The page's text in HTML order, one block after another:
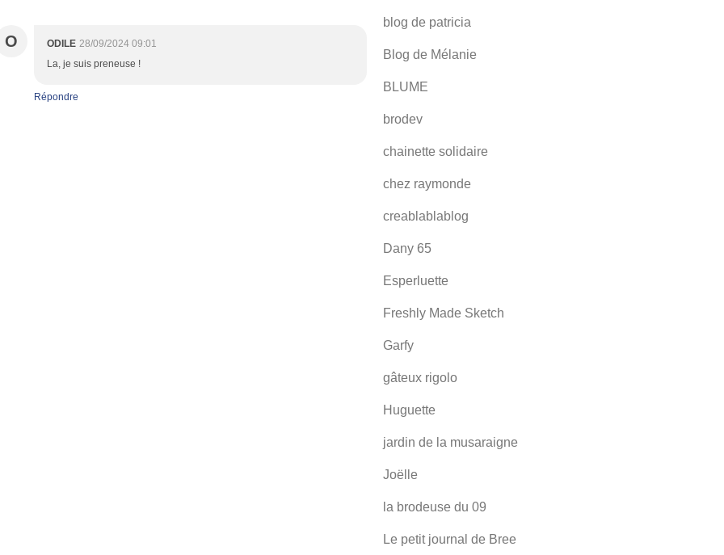
O ODILE 28/09/2024 09:01
La, je suis preneuse !
Répondre
blog de patricia
Blog de Mélanie
BLUME
brodev
chainette solidaire
chez raymonde
creablablablog
Dany 65
Esperluette
Freshly Made Sketch
Garfy
gâteux rigolo
Huguette
jardin de la musaraigne
Joëlle
la brodeuse du 09
Le petit journal de Bree